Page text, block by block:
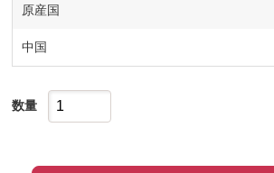
原産国
中国
数量